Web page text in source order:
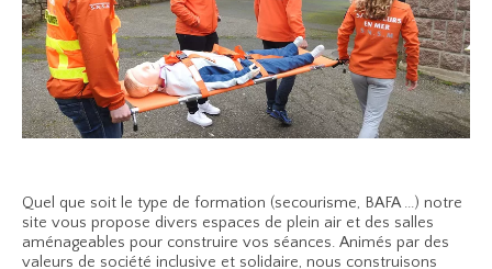
Quel que soit le type de formation (secourisme, BAFA ...) notre
site vous propose divers espaces de plein air et des salles
aménageables pour construire vos séances. Animés par des
valeurs de société inclusive et solidaire, nous construisons